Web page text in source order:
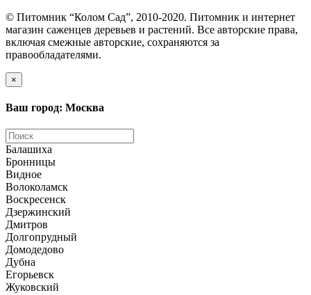
© Питомник “Колом Сад”, 2010-2020. Питомник и интернет
магазин саженцев деревьев и растений. Все авторские права,
включая смежные авторские, сохраняются за
правообладателями.
×
Ваш город: Москва
Балашиха
Бронницы
Видное
Волоколамск
Воскресенск
Дзержинский
Дмитров
Долгопрудный
Домодедово
Дубна
Егорьевск
Жуковский